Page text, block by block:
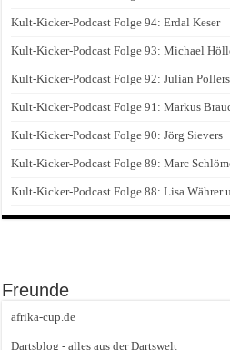
Kult-Kicker-Podcast Folge 94: Erdal Keser
Kult-Kicker-Podcast Folge 93: Michael
Kult-Kicker-Podcast Folge 92: Julian
Kult-Kicker-Podcast Folge 91: Markus
Kult-Kicker-Podcast Folge 90: Jörg Sievers
Kult-Kicker-Podcast Folge 89: Marc
Kult-Kicker-Podcast Folge 88: Lisa Währer
Freunde
afrika-cup.de
Dartsblog - alles aus der Dartswelt